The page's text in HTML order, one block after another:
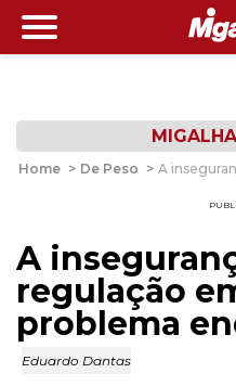
Home > De Peso > A
A
regulação
problema
Eduardo Dantas